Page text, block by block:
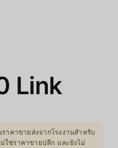
Link
าคาขายส่งจากโรงงานสำหรับ
ใช่ราคาขายปลีก และยังไม่